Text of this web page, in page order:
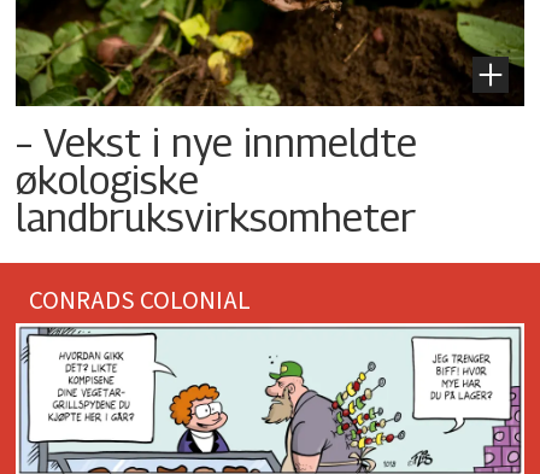
– Vekst i nye innmeldte
økologiske
landbruksvirksomheter
CONRADS COLONIAL